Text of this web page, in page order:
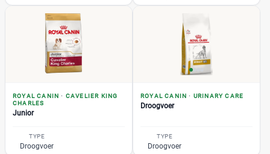
ROYAL CANIN · CAVELIER KING
CHARLES
Junior
TYPE
Droogvoer
ROYAL CANIN · URINARY CARE
Droogvoer
TYPE
Droogvoer